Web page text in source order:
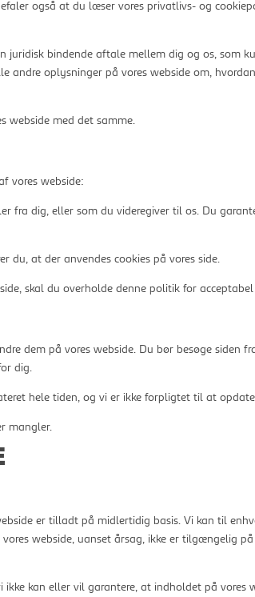
også at du læser vores privatlivs- og
juridisk bindende aftale mellem dig og os, som
oplysninger på vores webside om,
webside med det samme.
vores webside:
fra dig, eller som du videregiver til os. Du
du, at der anvendes cookies på vores side.
skal du overholde denne politik for
dem på vores webside. Du bør besøge siden
dig.
hele tiden, og vi er ikke forpligtet til at
mangler.
er tilladt på midlertidig basis. Vi kan til
webside, uanset årsag, ikke er tilgængelig
kan eller vil garantere, at indholdet på vores